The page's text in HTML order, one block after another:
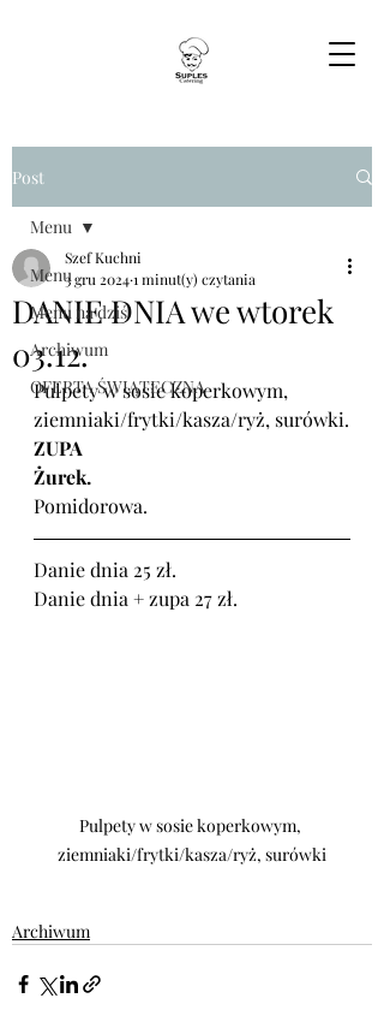
Post
Menu
Menu na dziś
Archiwum
OFERTA ŚWIĄTECZNA
Menu
DANIE DNIA we wtorek
03.12.
Szef Kuchni
3 gru 20241 minut(y) czytania
Pulpety w sosie koperkowym,
ziemniaki/frytki/kasza/ryż, surówki.
ZUPA
Żurek.
Pomidorowa.
Danie dnia 25 zł.
Danie dnia + zupa 27 zł.
Pulpety w sosie koperkowym,
ziemniaki/frytki/kasza/ryż, surówki
Archiwum